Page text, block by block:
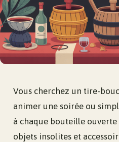
Vous cherchez un tire-
animer une soirée ou
à chaque bouteille ouverte
objets insolites et